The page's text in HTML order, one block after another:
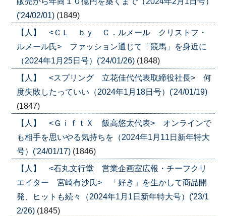
('24/02/01) (1849)
【人】 <ＣＬ ｂｙ Ｃ．ルメール クリストフ・
ルメール氏> ファッション通じて「競馬」を身近に
（2024年1月25日号）('24/01/26) (1848)
【人】 <スプリング 立花佳代代表取締役社長> 何
度失敗したっていい（2024年1月18日号）('24/01/19)
(1847)
【人】 <ＧｉｆｔＸ 飯高悠太代表> オンラインで
も相手を思いやる気持ちを（2024年1月11日新年特大
号）('24/01/17) (1846)
【人】 <石丸文行堂 営業企画室広報・チーフクリ
エイター 宮崎有沙氏> 「好き」を生かして商品開
発、ヒットも続々（2024年1月1日新年特大号）('23/1
2/26) (1845)